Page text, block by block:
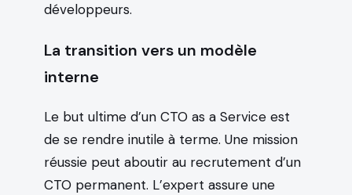
développeurs.
La transition vers un modèle
interne
Le but ultime d’un CTO as a Service est
de se rendre inutile à terme. Une mission
réussie peut aboutir au recrutement d’un
CTO permanent. L’expert assure une